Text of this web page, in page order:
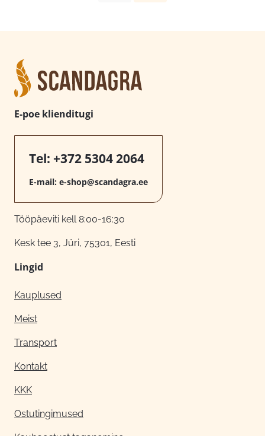
E-poe klienditugi
Tel: +372 5304 2064
E-mail: e-shop@scandagra.ee
Tööpäeviti kell 8:00-16:30
Kesk tee 3, Jüri, 75301, Eesti
Lingid
Kauplused
Meist
Transport
Kontakt
KKK
Ostutingimused